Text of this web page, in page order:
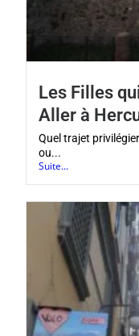
Les Filles
Aller à
Quel trajet
ou...
Suite...